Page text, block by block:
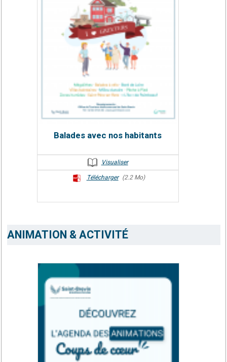
Balades avec nos habitants
Visualiser
Télécharger (2.2 Mo)
ANIMATION & ACTIVITÉ